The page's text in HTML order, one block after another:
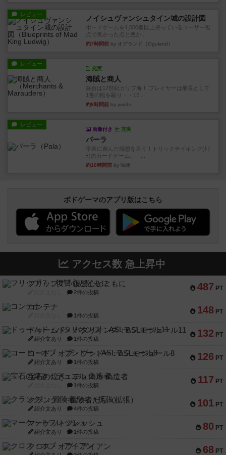
レビュー ノイシュヴァンシュタイン城の設計図
ボードゲームを1,000個以上持っているユーザー視
点で良かった点と悪か...
約7時間前 by オグランド（Oguland）
レビュー
充実
海賊と商人
舞台は17世紀カリブ海！ プレイヤーは船長として
1隻の船を駆り・・17...
約8時間前 by yuishi
レビュー
画像付き 充実
パーラ
率直に遊んだ感想を言う！トリックテイキング(ﾄﾘ
ﾃ)のカードゲーム。 ...
約10時間前 by 鳴屋
ボドゲーマのアプリ版はこちら
アクセス数 急上昇中
487 PT
フリップ７：復讐心とともに
2件の投稿
148 PT
コンテナ
1件の投稿
132 PT
ドゥームド・バタリオンズ：ASLモジュール11
紹介文あり 1件の投稿
126 PT
コード・オブ・ブシドー：ASLモジュール8
紹介文あり 1件の投稿
117 PT
宝石の煌き：デュエル 偽造者
1件の投稿
101 PT
クランク! ：冒険者たち（拡張）
紹介文あり 4件の投稿
80 PT
マーケットフレッシュ
紹介文あり 1件の投稿
68 PT
クロス・オブ・アイアン